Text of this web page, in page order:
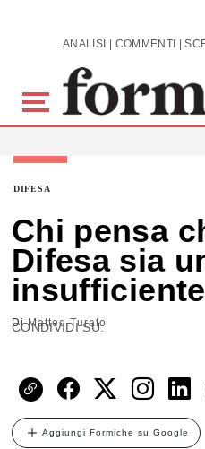
Skip to main content
DIFESA
Chi pensa
Difesa sia
insufficiente
DiMatteo Turato
CONDIVIDI SU:
Aggiungi Formiche su Google